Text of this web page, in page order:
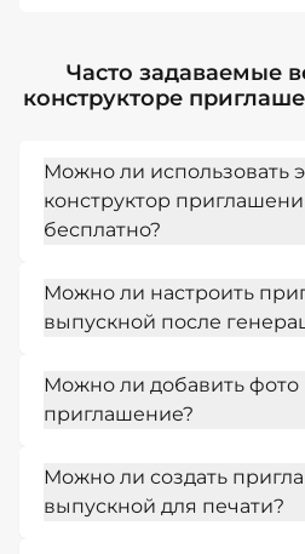
Часто задаваемые
конструкторе
Можно ли использовать
конструктор
бесплатно?
Design и получить
для создания первых
перед переходом на
более активного
Можно ли настроить
выпускной после
созданное ИИ
помощью естественного
«Редактировать в чате»
изменить текст, макет,
Можно ли добавить фото
приглашение?
выпускников, семейные
логотипы школ или
Можно ли создать
выпускной для печати?